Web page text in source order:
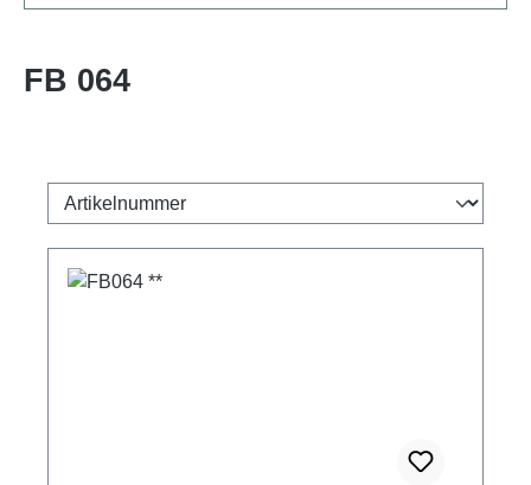
FB 064